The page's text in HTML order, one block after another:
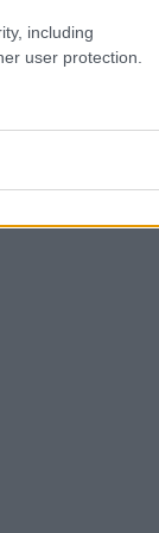
including
user protection.
ainda
fiat-to-
artigo